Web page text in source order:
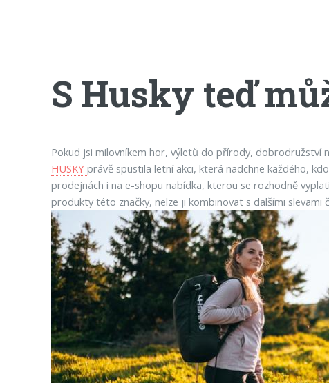
S Husky teď
Pokud jsi milovníkem hor, výletů do přírody, dobrodružství
HUSKY právě spustila letní akci, která nadchne každého,
prodejnách i na e-shopu nabídka, kterou se rozhodně
produkty této značky, nelze ji kombinovat s dalšími slevami